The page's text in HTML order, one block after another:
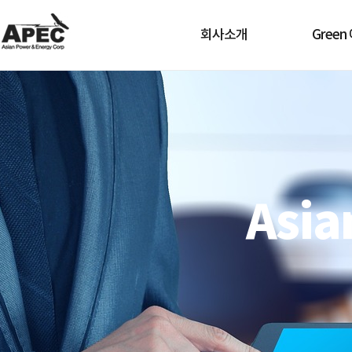
회사소개 Green